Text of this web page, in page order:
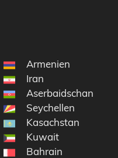
Armenien
Iran
Aserbaidschan
Seychellen
Kasachstan
Kuwait
Bahrain